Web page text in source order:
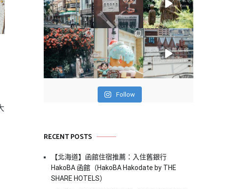
Follow
RECENT POSTS
【北海道】函館住宿推薦：入住舊銀行
HakoBA 函館（HakoBA Hakodate by THE
SHARE HOTELS）